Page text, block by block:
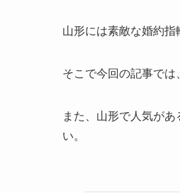
山形には素敵な婚約指
そこで今回の記事では
また、山形で人気が
い。